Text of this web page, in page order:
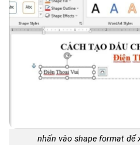
nhấn vào shape format để